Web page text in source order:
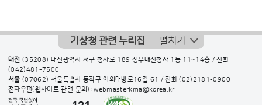
기상청 관련 누리집 펼치기
대전 (35208) 대전광역시 서구 청사로 189 정부대전청사 1동 11~14층 / 전화
(042)481-7500
서울 (07062) 서울특별시 동작구 여의대방로16길 61 / 전화(02)2181-0900
전자우편(웹사이트 관련 문의): webmasterkma@korea.kr